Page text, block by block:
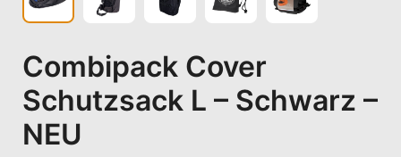
Combipack Cover
Schutzsack L – Schwarz –
NEU